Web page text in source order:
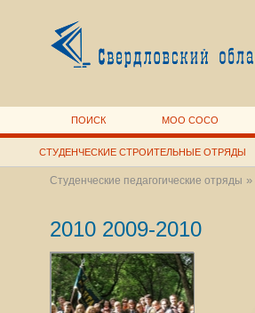
ПОИСК МОО СОСО
СТУДЕНЧЕСКИЕ СТРОИТЕЛЬНЫЕ ОТРЯДЫ
Студенческие педагогические отряды »
2010 2009-2010